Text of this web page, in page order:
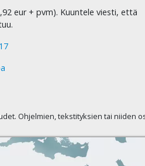
eur + pvm). Kuuntele viesti, että
Ohjelmien, tekstityksien tai niiden